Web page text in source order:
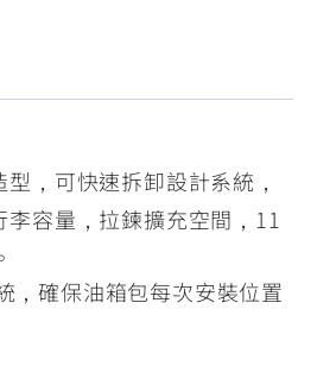
，可快速拆卸設計系統，
容量，拉鍊擴充空間，11
，確保油箱包每次安裝位置